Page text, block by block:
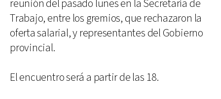
reunión del pasado lunes en la Secretaría de
Trabajo, entre los gremios, que rechazaron la
oferta salarial, y representantes del Gobierno
provincial.
El encuentro será a partir de las 18.